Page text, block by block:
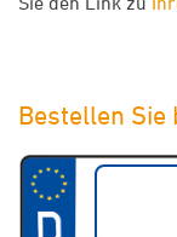
Bestellen Sie